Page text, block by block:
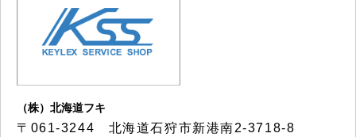
（株）北海道フキ
〒061-3244 北海道石狩市新港南2-3718-8